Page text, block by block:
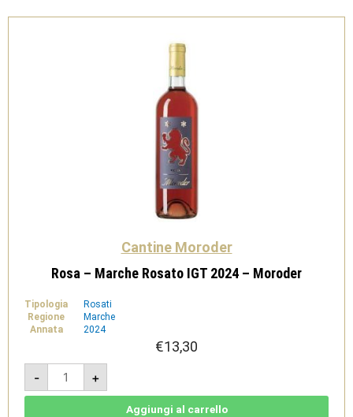
Cantine Moroder
Rosa – Marche Rosato IGT 2024 – Moroder
Tipologia
Rosati
Regione
Marche
Annata
2024
€13,30
-
Rosa
Marche
Rosato
+
Aggiungi al carrello